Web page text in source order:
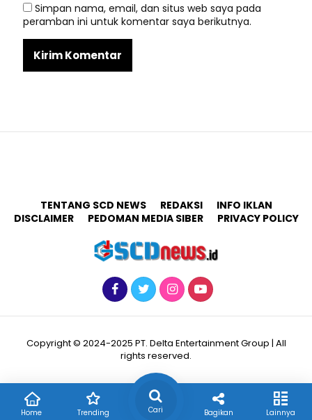
Simpan nama, email, dan situs web saya pada
peramban ini untuk komentar saya berikutnya.
TENTANG SCD NEWS REDAKSI
INFO IKLAN
DISCLAIMER
PEDOMAN MEDIA SIBER PRIVACY POLICY
Copyright © 2024-2025 PT. Delta Entertainment Group | All
rights reserved.
Home Trending Cari Bagikan Lainnya